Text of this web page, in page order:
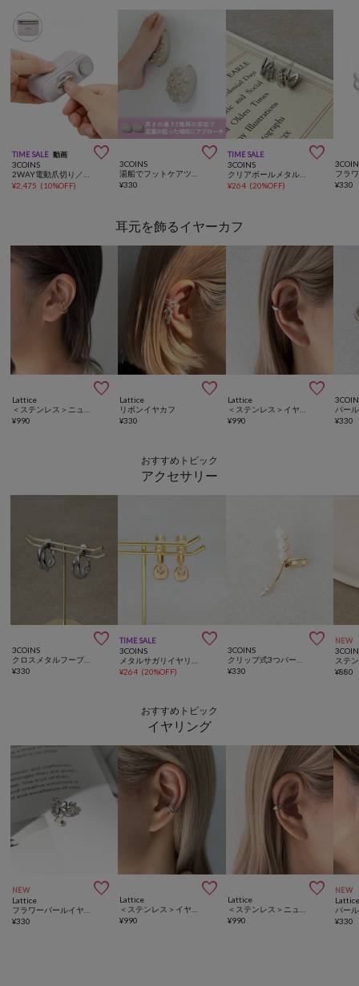
TIME SALE 動画 
3COINS
¥2,475 (10%OFF)

3COINS
¥330
TIME SALE 
3COINS
クリアボールメタルマル樹脂イヤリング
¥264 (20%OFF) ¥330
耳元を飾るイヤーカフ

Lattice
＜ステンレス＞ニュアンスイヤカフ
¥990

Lattice
リボンイヤカフ
¥330

Lattice
＜ステンレス＞イヤカフ
¥990 ¥330
おすすめトピック
アクセサリー

3COINS
¥330
TIME SALE 
3COINS
¥264 (20%OFF)

3COINS
¥330
NEW
¥880
おすすめトピック
イヤリング
NEW 
Lattice
¥330

Lattice
¥990

Lattice
¥990
NEW
パー
¥330